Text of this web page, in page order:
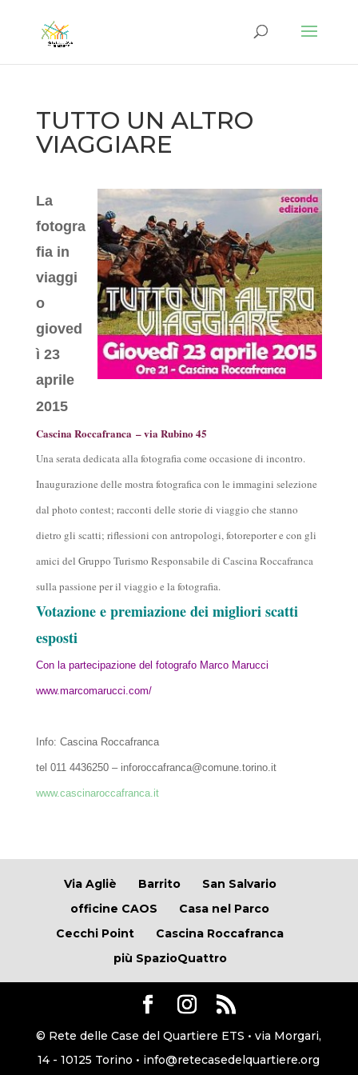
TUTTO UN ALTRO
VIAGGIARE
La
fotogra
fia in
viaggi
o
gioved
ì 23
aprile
2015
Cascina Roccafranca – via Rubino 45
Una serata dedicata alla fotografia come occasione di incontro.
Inaugurazione delle mostra fotografica con le immagini selezione
dal photo contest; racconti delle storie di viaggio che stanno
dietro gli scatti; riflessioni con antropologi, fotoreporter e con gli
amici del Gruppo Turismo Responsabile di Cascina Roccafranca
sulla passione per il viaggio e la fotografia.
Votazione e premiazione dei migliori scatti
esposti
Con la partecipazione del fotografo Marco Marucci
www.marcomarucci.com/
Info: Cascina Roccafranca
tel 011 4436250 – inforoccafranca@comune.torino.it
www.cascinaroccafranca.it
Via Agliè Barrito
San Salvario
officine CAOS
Casa nel Parco
Cecchi Point
Cascina Roccafranca
più SpazioQuattro
© Rete delle Case del Quartiere ETS • via Morgari,
14 - 10125 Torino • info@retecasedelquartiere.org